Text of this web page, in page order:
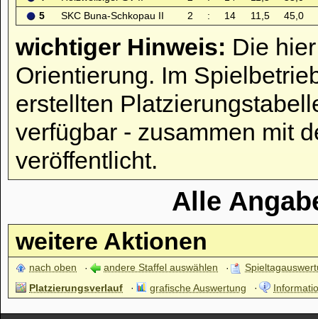
5
SKC Buna-Schkopau II 2 : 14 11,5 45,0
wichtiger Hinweis: Die
Orientierung. Im
erstellten
verfügbar - zusammen mit
veröffentlicht.
Alle
weitere Aktionen
nach oben andere Staffel auswählen
Platzierungsverlauf
grafische Auswertung